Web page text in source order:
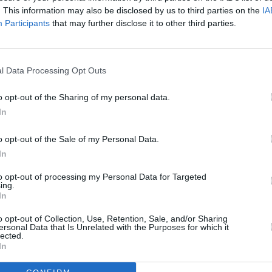
This information may also be disclosed by us to third parties on the
Participants that may further disclose it to other third parties.
Data Processing Opt Outs
opt-out of the Sharing of my personal data.
opt-out of the Sale of my Personal Data.
opt-out of processing my Personal Data for Targeted
opt-out of Collection, Use, Retention, Sale, and/or Sharing
Data that Is Unrelated with the Purposes for which it
nun zum Frischkäse in
und alles gut mischen.
durchziehen
Schokosplittern etc.
zubereiten.
und 2 Esslöffel
/Party Rezepte/